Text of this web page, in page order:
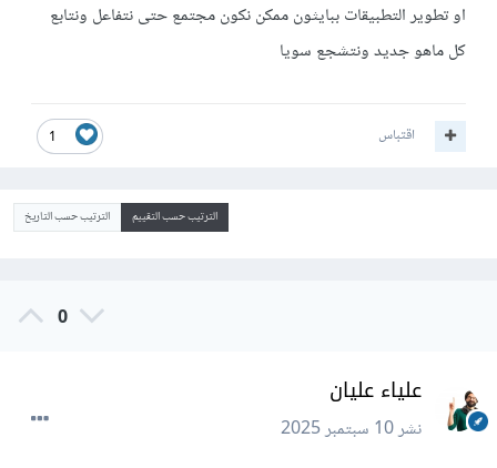
او تطوير التطبيقات ببايثون ممكن نكون مجتمع حتى نتفاعل ونتابع
كل ماهو جديد ونتشجع سويا
1 اقتباس
الترتيب حسب التقييم الترتيب حسب التاريخ
0
علياء عليان
نشر10 سبتمبر 2025